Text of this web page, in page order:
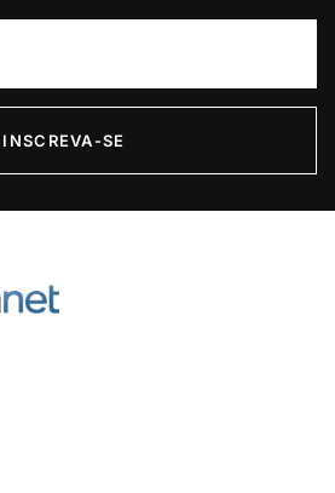
INSCREVA-SE